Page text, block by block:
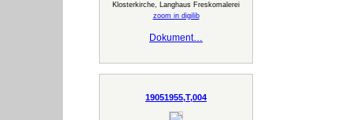
Klosterkirche, Langhaus Freskomalerei
zoom in digilib
Dokument…
19051955,T,004